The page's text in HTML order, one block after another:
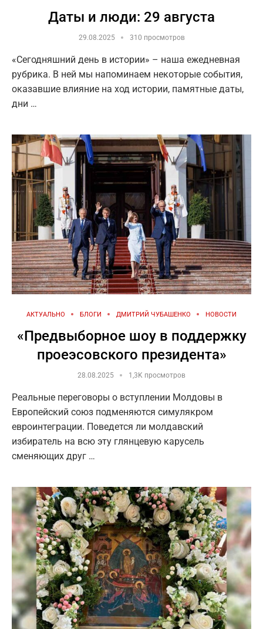
Даты и люди: 29 августа
29.08.2025 310 просмотров
«Сегодняшний день в истории» – наша ежедневная
рубрика. В ней мы напоминаем некоторые события,
оказавшие влияние на ход истории, памятные даты,
дни …
АКТУАЛЬНО БЛОГИ ДМИТРИЙ ЧУБАШЕНКО НОВОСТИ
«Предвыборное шоу в поддержку
проеэсовского президента»
28.08.2025 1,3K просмотров
Реальные переговоры о вступлении Молдовы в
Европейский союз подменяются симулякром
евроинтеграции. Поведется ли молдавский
избиратель на всю эту глянцевую карусель
сменяющих друг …